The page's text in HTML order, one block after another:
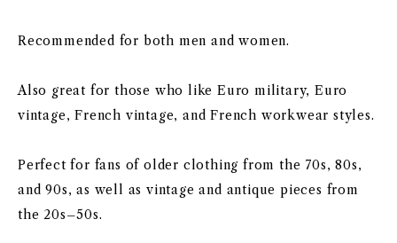
Recommended for both men and women.
Also great for those who like Euro military, Euro
vintage, French vintage, and French workwear styles.
Perfect for fans of older clothing from the 70s, 80s,
and 90s, as well as vintage and antique pieces from
the 20s–50s.